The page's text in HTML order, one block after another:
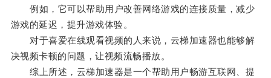
例如，它可以帮助用户改善网络游戏的连接质量，减少
游戏的延迟，提升游戏体验。
对于喜爱在线观看视频的人来说，云梯加速器也能够解
决视频卡顿的问题，让视频流畅播放。
综上所述，云梯加速器是一个帮助用户畅游互联网、提